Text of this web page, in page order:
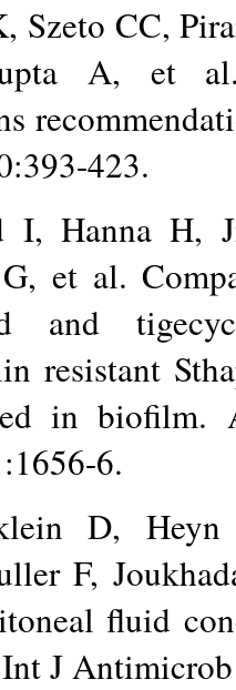
Szeto CC,
A, et al.
423.
I, Hanna H,
et al.
and
resistant
in biofilm.
6.
D,
F,
fluid
J